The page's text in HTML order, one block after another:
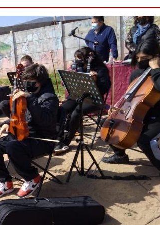
Destacado Foco Vecinal
Municipio realiza
en microbasural
Prensa LC 0